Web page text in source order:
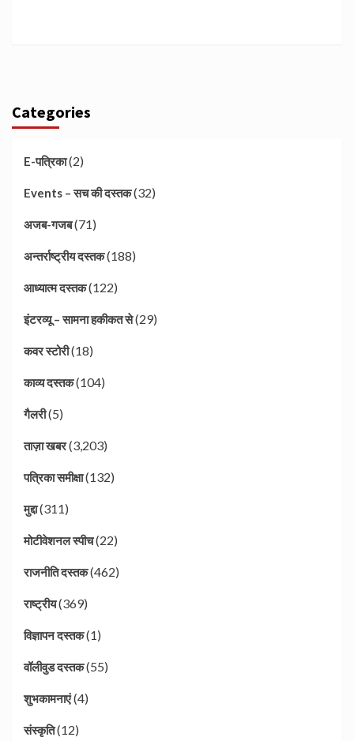
Categories
E-पत्रिका(2)
Events – सच की दस्तक(32)
अजब-गजब(71)
अन्तर्राष्ट्रीय दस्तक(188)
आध्यात्म दस्तक(122)
इंटरव्यू – सामना हकीकत से(29)
कवर स्टोरी(18)
काव्य दस्तक(104)
गैलरी(5)
ताज़ा खबर(3,203)
पत्रिका समीक्षा(132)
मुद्दा(311)
मोटीवेशनल स्पीच(22)
राजनीति दस्तक(462)
राष्ट्रीय(369)
विज्ञापन दस्तक(1)
वॉलीवुड दस्तक(55)
शुभकामनाएं(4)
संस्कृति(12)